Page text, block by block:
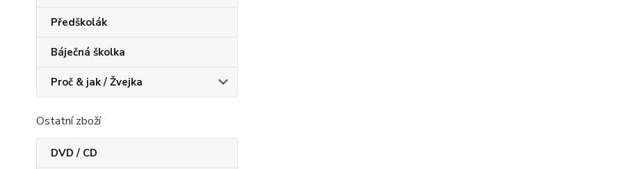
Předškolák
Báječná školka
Proč & jak / Žvejka
Ostatní zboží
DVD / CD